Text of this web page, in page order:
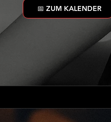
📅 ZUM KALENDER